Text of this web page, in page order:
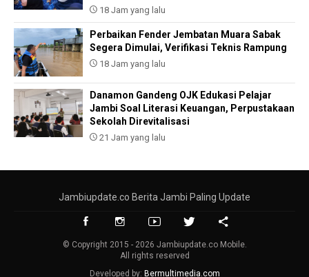
18 Jam yang lalu
Perbaikan Fender Jembatan Muara Sabak
Segera Dimulai, Verifikasi Teknis Rampung
18 Jam yang lalu
Danamon Gandeng OJK Edukasi Pelajar
Jambi Soal Literasi Keuangan, Perpustakaan
Sekolah Direvitalisasi
21 Jam yang lalu
Jambiupdate.co Berita Jambi Paling Update
© Copyright 2015 - 2026 Jambiupdate.co Mobile.
All rights reserved
Developed by: Bermultimedia.com